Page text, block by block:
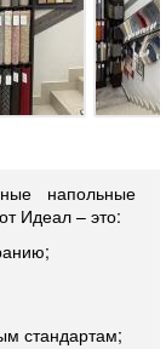
напольные
Идеал – это:
стандартам;